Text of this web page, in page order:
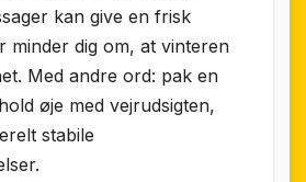
kan give en frisk
minder dig om, at vinteren
Med andre ord: pak en
øje med vejrudsigten,
stabile